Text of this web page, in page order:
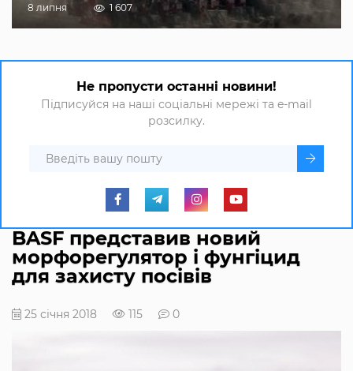
8 липня 1 607
Не пропусти останні новини!
Підписуйся на наші соціальні мережі та e-mail
розсилку.
BASF представив новий
морфорегулятор і фунгіцид
для захисту посівів
25 січня 2018 115 0